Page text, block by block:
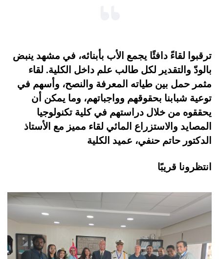
ترقبوا لقاءً دافئًا يجمع الأب بأبنائه، في مشهد ينبض
بالودّ والتقدير لكل طالب علم داخل الكلية. لقاء
مثمر حمل بين طياته المعرفة والنصح، وأسهم في
توعية شبابنا بحقوقهم وواجباتهم، وما يمكن أن
يحققوه من خلال دراستهم في كلية تكنولوجيا
المصايد والاستزراع المائي لقاء مميز مع الأستاذ
الدكتور حاتم حنفي، عميد الكلية
انتظرونا قريبًا